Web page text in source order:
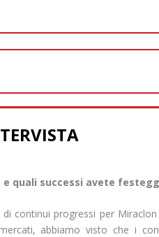
e quali successi avete
continui progressi per
abbiamo visto che i